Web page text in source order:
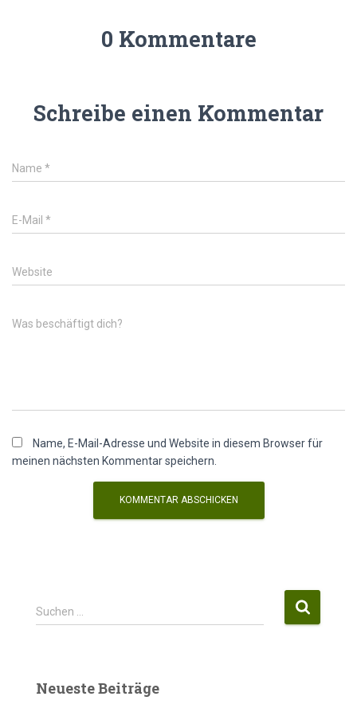
0 Kommentare
Schreibe einen Kommentar
Name *
E-Mail *
Website
Was beschäftigt dich?
Name, E-Mail-Adresse und Website in diesem Browser für
meinen nächsten Kommentar speichern.
S
u
n
Suchen …
Neueste Beiträge